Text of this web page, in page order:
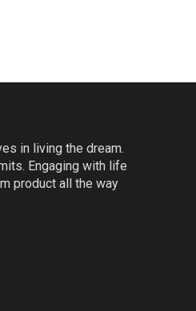
in living the dream.
Engaging with life
product all the way